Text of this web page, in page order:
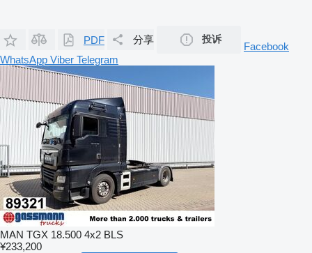
PDF 分享 投诉
Facebook
WhatsApp Viber Telegram
MAN TGX 18.500 4x2 BLS
¥233,200